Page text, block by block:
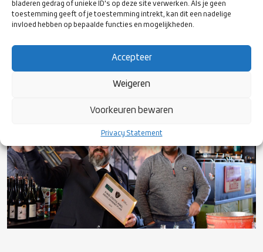
bladeren gedrag of unieke ID's op deze site verwerken. Als je geen
toestemming geeft of je toestemming intrekt, kan dit een nadelige
invloed hebben op bepaalde functies en mogelijkheden.
Accepteer
Weigeren
Voorkeuren bewaren
Privacy Statement
vanuit het Development Plan kunnen meer informatie vinden op
dezepagina en contact opnemen met de regionale